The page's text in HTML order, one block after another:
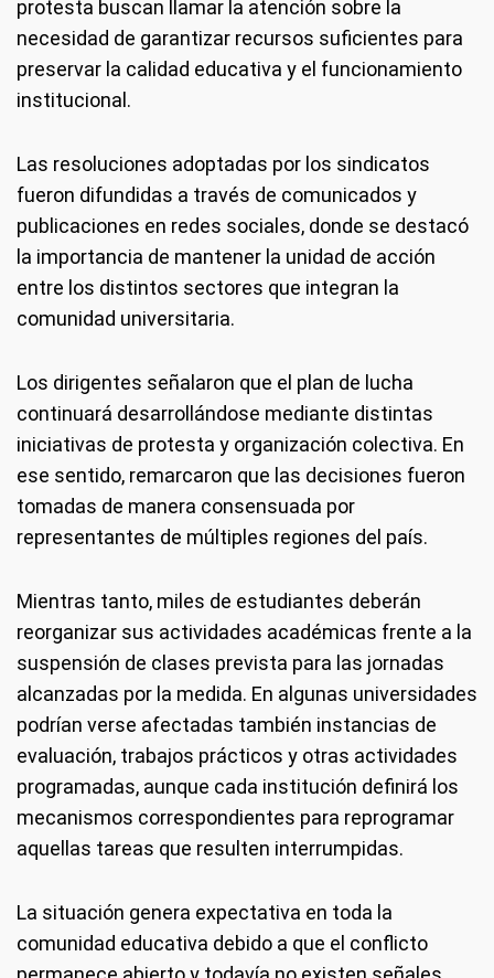
protesta buscan llamar la atención sobre la
necesidad de garantizar recursos suficientes para
preservar la calidad educativa y el funcionamiento
institucional.
Las resoluciones adoptadas por los sindicatos
fueron difundidas a través de comunicados y
publicaciones en redes sociales, donde se destacó
la importancia de mantener la unidad de acción
entre los distintos sectores que integran la
comunidad universitaria.
Los dirigentes señalaron que el plan de lucha
continuará desarrollándose mediante distintas
iniciativas de protesta y organización colectiva. En
ese sentido, remarcaron que las decisiones fueron
tomadas de manera consensuada por
representantes de múltiples regiones del país.
Mientras tanto, miles de estudiantes deberán
reorganizar sus actividades académicas frente a la
suspensión de clases prevista para las jornadas
alcanzadas por la medida. En algunas universidades
podrían verse afectadas también instancias de
evaluación, trabajos prácticos y otras actividades
programadas, aunque cada institución definirá los
mecanismos correspondientes para reprogramar
aquellas tareas que resulten interrumpidas.
La situación genera expectativa en toda la
comunidad educativa debido a que el conflicto